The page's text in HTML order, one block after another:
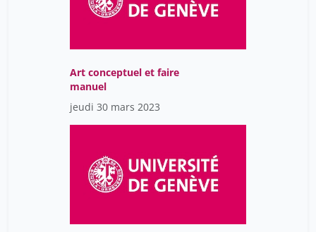
Art conceptuel et faire
manuel
jeudi 30 mars 2023